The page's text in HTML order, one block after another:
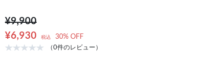
¥9,900
¥6,930
税込 30% OFF
（0件のレビュー）